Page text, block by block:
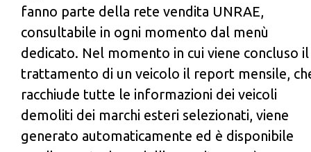
fanno parte della rete vendita UNRAE,
consultabile in ogni momento dal menù
dedicato. Nel momento in cui viene concluso il
trattamento di un veicolo il report mensile,
racchiude tutte le informazioni dei veicoli
demoliti dei marchi esteri selezionati, viene
generato automaticamente ed è disponibile